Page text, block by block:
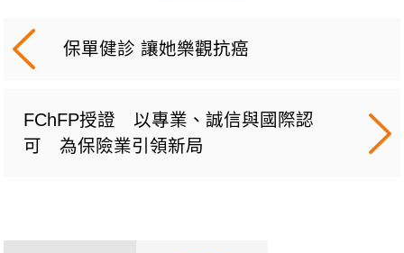
保單健診 讓她樂觀抗癌
FChFP授證 以專業、誠信與國際認
可 為保險業引領新局